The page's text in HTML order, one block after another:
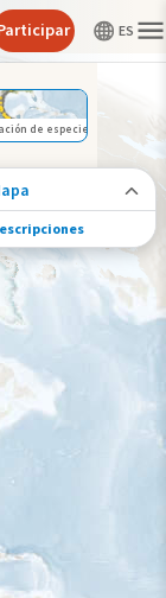
de especies
especies
en el mapa para
vuelto a encontrar
especie.
disponibilidad
estación
año